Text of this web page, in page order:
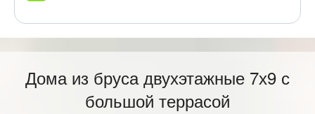
Дома из бруса двухэтажные 7х9 с
большой террасой